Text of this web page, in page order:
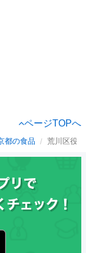
ページTOPへ
都の食品 荒川区役